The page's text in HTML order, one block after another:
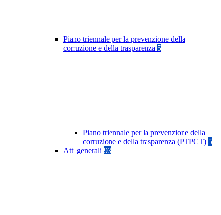
Piano triennale per la prevenzione della
corruzione e della trasparenza 5
Piano triennale per la prevenzione della
corruzione e della trasparenza (PTPCT) 5
Atti generali 93